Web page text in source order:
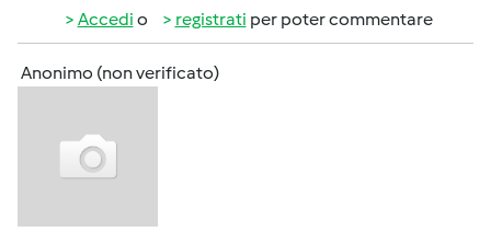
Accedi o registrati per poter commentare
Anonimo (non verificato)